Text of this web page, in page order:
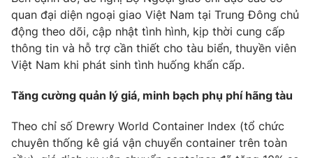
THỜI BÁO VTV
Theo dõi báo trên
Cơ quan chủ quản: Đài Truyền hình Việt Nam
quan đại diện ngoại giao Việt Nam tại Trung Đông chủ
động theo dõi, cập nhật tình hình, kịp thời cung cấp
thông tin và hỗ trợ cần thiết cho tàu biển, thuyền viên
Việt Nam khi phát sinh tình huống khẩn cấp.
Tăng cường quản lý giá, minh bạch phụ phí hãng tàu
Theo chỉ số Drewry World Container Index (tổ chức
chuyên thống kê giá vận chuyển container trên toàn